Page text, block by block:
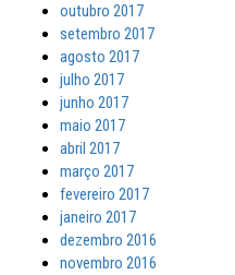
outubro 2017
setembro 2017
agosto 2017
julho 2017
junho 2017
maio 2017
abril 2017
março 2017
fevereiro 2017
janeiro 2017
dezembro 2016
novembro 2016